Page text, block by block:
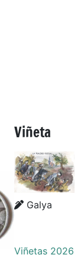
Viñeta
Details
Details
Galya
Viñetas 2026